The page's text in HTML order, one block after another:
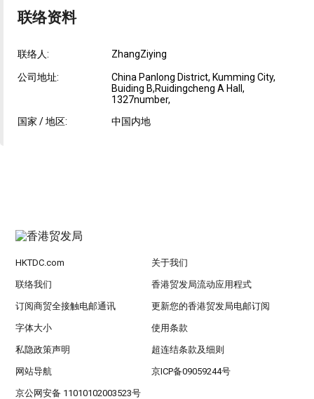
联络资料
联络人: ZhangZiying
公司地址:
China Panlong District, Kumming City,
Buiding B,Ruidingcheng A Hall,
1327number,
国家 / 地区:
中国内地
HKTDC.com 关于我们
联络我们 香港贸发局流动应用程式
订阅商贸全接触电邮通讯 更新您的香港贸发局电邮订阅
字体大小 使用条款
私隐政策声明 超连结条款及细则
网站导航 京ICP备09059244号
京公网安备 11010102003523号